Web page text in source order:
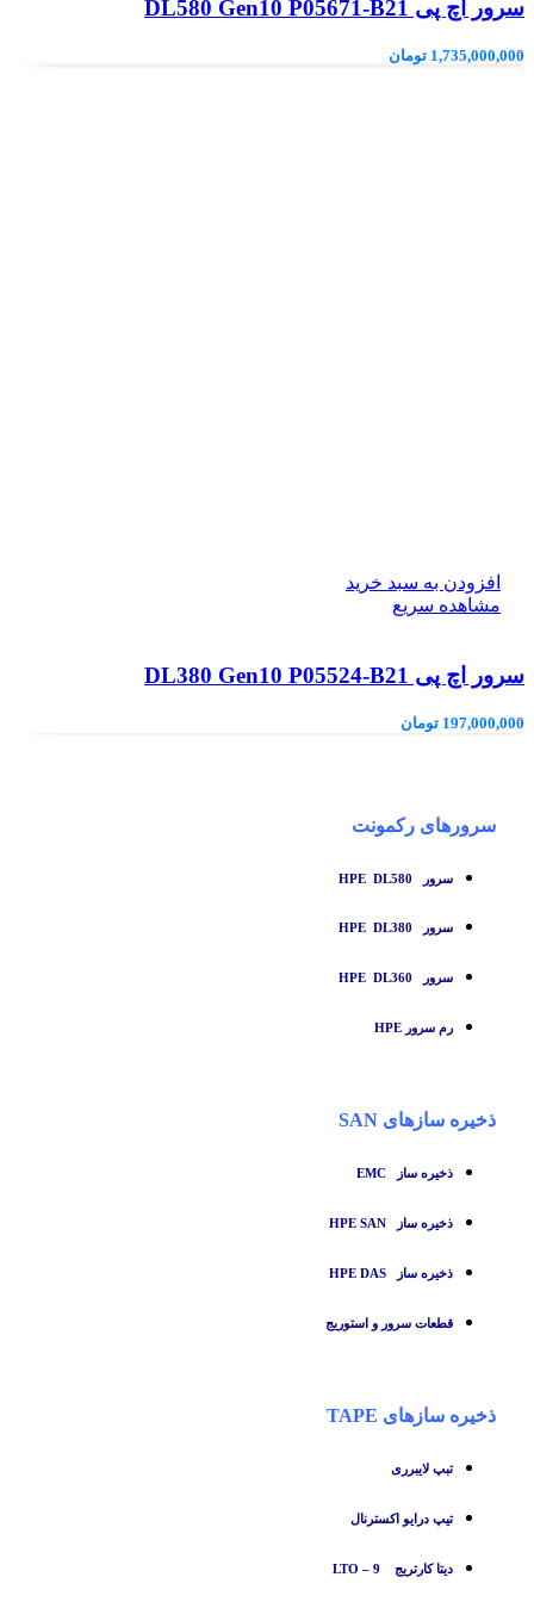
سرور اچ پی DL580 Gen10 P05671-B21
1,735,000,000 تومان
افزودن به سبد خرید
مشاهده سریع
سرور اچ پی DL380 Gen10 P05524-B21
197,000,000 تومان
سرورهای رکمونت
سرور HPE DL580
سرور HPE DL380
سرور HPE DL360
رم سرور HPE
ذخیره سازهای SAN
ذخیره ساز
ذخیره ساز HPE SAN
ذخیره ساز HPE DAS
قطعات سرور و استوریج
ذخیره سازهای TAPE
تبپ لایبرری
تیپ درایو اکسترنال
دیتا کارتریج LTO – 9